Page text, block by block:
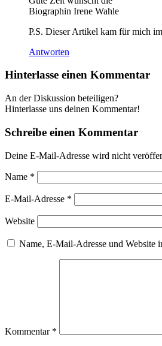
Biographin Irene Wahle
P.S. Dieser Artikel kam für mich
Antworten
Hinterlasse einen Kommentar
An der Diskussion beteiligen?
Hinterlasse uns deinen Kommentar!
Schreibe einen Kommentar
Deine E-Mail-Adresse wird nicht
Name *
E-Mail-Adresse *
Website
Name, E-Mail-Adresse und Website
Kommentar *